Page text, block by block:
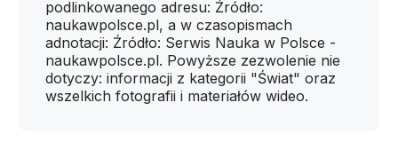
podlinkowanego adresu: Źródło:
naukawpolsce.pl, a w czasopismach
adnotacji: Źródło: Serwis Nauka w Polsce -
naukawpolsce.pl. Powyższe zezwolenie nie
dotyczy: informacji z kategorii "Świat" oraz
wszelkich fotografii i materiałów wideo.